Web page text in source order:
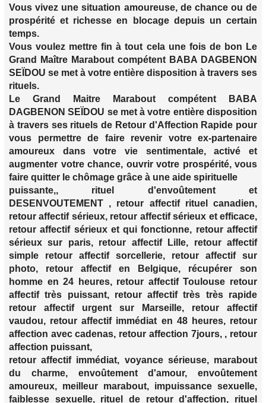
Vous vivez une situation amoureuse, de chance ou de
prospérité et richesse en blocage depuis un certain
temps.
Vous voulez mettre fin à tout cela une fois de bon Le
Grand Maître Marabout compétent BABA DAGBENON
SEÏDOU se met à votre entière disposition à travers ses
rituels.
Le Grand Maitre Marabout compétent BABA
DAGBENON SEÏDOU se met à votre entière disposition
à travers ses rituels de Retour d'Affection Rapide pour
vous permettre de faire revenir votre ex-partenaire
amoureux dans votre vie sentimentale, activé et
augmenter votre chance, ouvrir votre prospérité, vous
faire quitter le chômage grâce à une aide spirituelle
puissante,, rituel d'envoûtement et
DESENVOUTEMENT , retour affectif rituel canadien,
retour affectif sérieux, retour affectif sérieux et efficace,
retour affectif sérieux et qui fonctionne, retour affectif
sérieux sur paris, retour affectif Lille, retour affectif
simple retour affectif sorcellerie, retour affectif sur
photo, retour affectif en Belgique, récupérer son
homme en 24 heures, retour affectif Toulouse retour
affectif très puissant, retour affectif très très rapide
retour affectif urgent sur Marseille, retour affectif
vaudou, retour affectif immédiat en 48 heures, retour
affection avec cadenas, retour affection 7jours, , retour
affection puissant,
retour affectif immédiat, voyance sérieuse, marabout
du charme, envoûtement d'amour, envoûtement
amoureux, meilleur marabout, impuissance sexuelle,
faiblesse sexuelle, rituel de retour d'affection, rituel